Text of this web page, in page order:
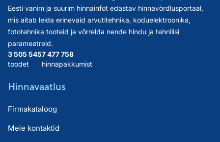
Eesti vanim ja suurim hinnainfot edastav hinnavõrdlusportaal,
mis aitab leida erinevaid arvutitehnika, koduelektroonika,
fototehnika tooteid ja võrrelda nende hindu ja tehnilisi
parameetreid.
3 505 545
toodet
7 477 758
hinnapakkumist
Hinnavaatlus
Firmakataloog
Meie kontaktid